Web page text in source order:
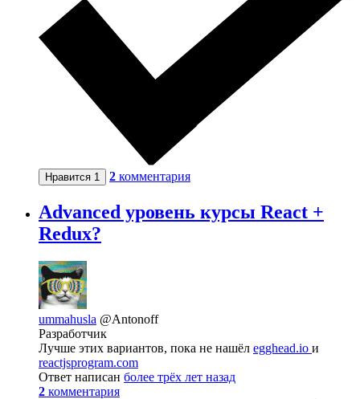
Нравится 1 2 комментария
Advanced уровень курсы React +
Redux?
ummahusla @Antonoff
Разработчик
Лучше этих вариантов, пока не нашёл egghead.io и
reactjsprogram.com
Ответ написан более трёх лет назад
2 комментария